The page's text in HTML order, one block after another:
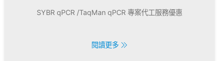
SYBR qPCR /TaqMan qPCR 專案代工服務優惠
閱讀更多